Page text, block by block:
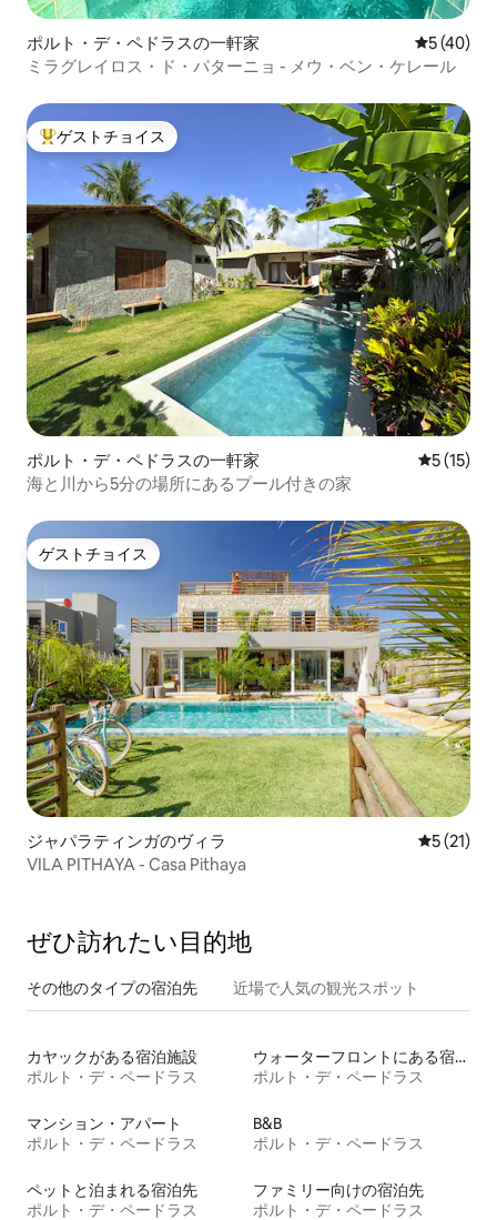
ポルト・デ・ペドラスの一軒家 レビュー
5 (40)
ミラグレイロス・ド・パターニョ - メウ・ベン・ケレール
大好評のゲストチョイスです。
ゲストチョイス
ポルト・デ・ペドラスの一軒家 レビュー
5 (15)
海と川から5分の場所にあるプール付きの家
ゲストチョイス
ゲストチョイス
ジャパラティンガのヴィラ レビュー
5 (21)
VILA PITHAYA - Casa Pithaya
ぜひ訪⁠れ⁠た⁠い目⁠的⁠地
その他のタ⁠イ⁠プ⁠の宿⁠泊⁠先 近場で人気の観光スポット
カヤックがある宿泊施設
ポルト・デ・ペードラス
ウォーターフロントにある宿泊施設
ポルト・デ・ペードラス
マンション・アパート
ポルト・デ・ペードラス
B&B
ポルト・デ・ペードラス
ペットと泊まれる宿泊先
ポルト・デ・ペードラス
ファミリー向けの宿泊先
ポルト・デ・ペードラス